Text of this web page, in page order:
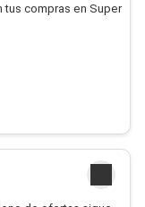
tus compras en Super